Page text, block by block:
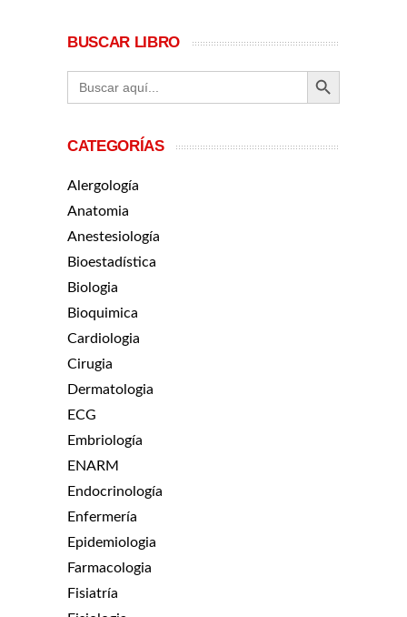
BUSCAR LIBRO
BOTÓN DE
CATEGORÍAS
Alergología
Anatomia
Anestesiología
Bioestadística
Biologia
Bioquimica
Cardiologia
Cirugia
Dermatologia
ECG
Embriología
ENARM
Endocrinología
Enfermería
Epidemiologia
Farmacologia
Fisiatría